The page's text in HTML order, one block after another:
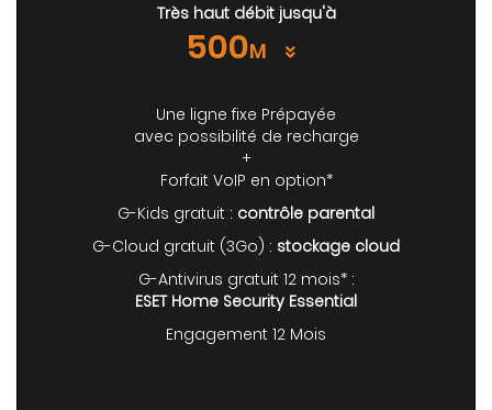
Très haut débit jusqu'à
500M
Une ligne fixe Prépayée
avec possibilité de recharge
+
Forfait VoIP en option*
G-Kids gratuit : contrôle parental
G-Cloud gratuit (3Go) : stockage cloud
G-Antivirus gratuit 12 mois* :
ESET Home Security Essential
Engagement 12 Mois